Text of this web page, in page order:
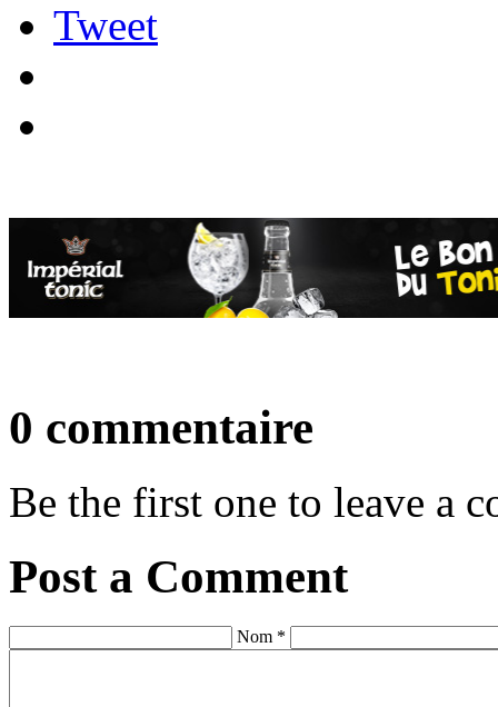
Tweet
0 commentaire
Be the first one to leave a
Post a Comment
Nom *